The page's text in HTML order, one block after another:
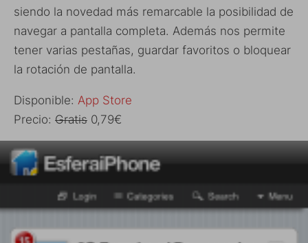
siendo la novedad más remarcable la posibilidad de
navegar a pantalla completa. Además nos permite
tener varias pestañas, guardar favoritos o bloquear
la rotación de pantalla.
Disponible: App Store
Precio: Gratis 0,79€